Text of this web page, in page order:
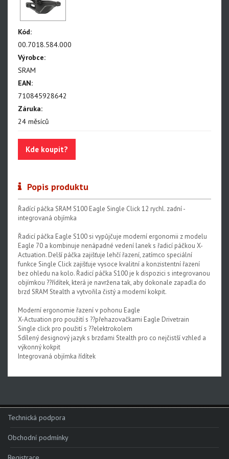
NX Eagle
SX Eagle
GX
GX DH
NX
X5
Red XPLR AXS E1
Force AXS E1
Rival AXS E1
Force XPLR AXS E1
Rival XPLR AXS E1
Force eTap AXS Iridescent
Force eTap AXS
Rival eTap AXS
Apex eTap AXS
XPLR AXS
Red eTap
Force22/Force
Rival22/Rival
Kód:
00.7018.584.000
Výrobce:
SRAM
EAN:
710845928642
Záruka:
24 měsíců
Kde koupit?
Popis produktu
Řadící páčka SRAM S100 Eagle Single Click 12 rychl. zadní -
integrovaná objímka
Řadicí páčka Eagle S100 si vypůjčuje moderní ergonomii z modelu
Eagle 70 a kombinuje nenápadné vedení lanek s řadicí páčkou X-
Actuation. Delší páčka zajišťuje lehčí řazení, zatímco speciální
funkce Single Click zajišťuje vysoce kvalitní a konzistentní řazení
bez ohledu na kolo. Řadicí páčka S100 je k dispozici s integrovanou
objímkou ??řídítek, která je navržena tak, aby dokonale zapadla do
brzd SRAM Stealth a vytvořila čistý a moderní kokpit.
Moderní ergonomie řazení v pohonu Eagle
X-Actuation pro použití s ??přehazovačkami Eagle Drivetrain
Single click pro použití s ??elektrokolem
Sdílený designový jazyk s brzdami Stealth pro co nejčistší vzhled a
výkonný kokpit
Integrovaná objímka řídítek
Technická podpora
Obchodní podmínky